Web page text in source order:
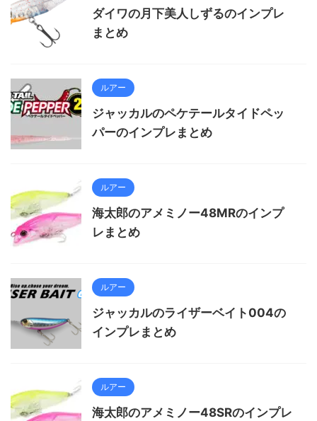
ダイワの月下美人しずるのインプレ
まとめ
ルアー
ジャッカルのペケテールタイドペッ
パーのインプレまとめ
ルアー
海太郎のアメミノー48MRのインプ
レまとめ
ルアー
ジャッカルのライザーベイト004の
インプレまとめ
ルアー
海太郎のアメミノー48SRのインプレ